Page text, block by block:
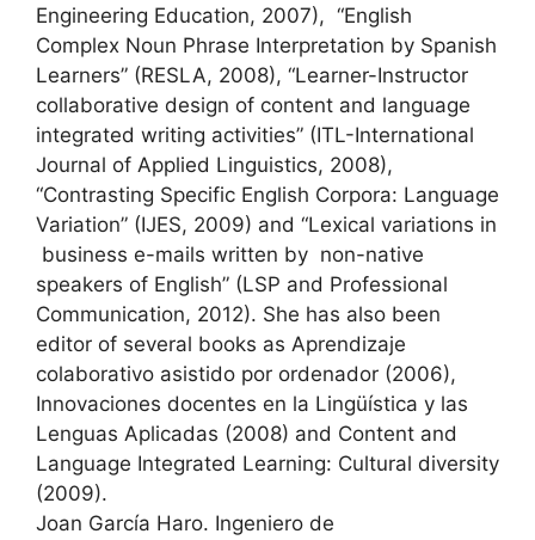
Engineering Education, 2007), “English
Complex Noun Phrase Interpretation by Spanish
Learners” (RESLA, 2008), “Learner-Instructor
collaborative design of content and language
integrated writing activities” (ITL-International
Journal of Applied Linguistics, 2008),
“Contrasting Specific English Corpora: Language
Variation” (IJES, 2009) and “Lexical variations in
business e-mails written by non-native
speakers of English” (LSP and Professional
Communication, 2012). She has also been
editor of several books as Aprendizaje
colaborativo asistido por ordenador (2006),
Innovaciones docentes en la Lingüística y las
Lenguas Aplicadas (2008) and Content and
Language Integrated Learning: Cultural diversity
(2009).
Joan García Haro. Ingeniero de